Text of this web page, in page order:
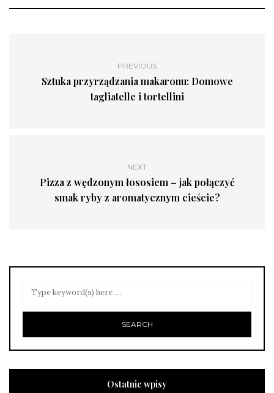
PREVIOUS
Sztuka przyrządzania makaronu: Domowe
tagliatelle i tortellini
NEXT
Pizza z wędzonym łososiem – jak połączyć
smak ryby z aromatycznym cieście?
Ostatnie wpisy